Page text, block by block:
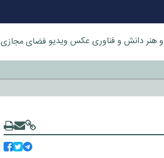
هنردانش و فناوری عکس ویدیوفضای مجازی